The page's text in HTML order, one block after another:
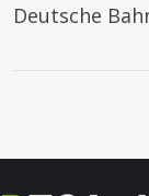
Deutsche